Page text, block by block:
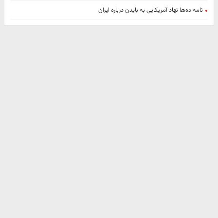
نامه ده‌ها نهاد آمریکایی به بایدن درباره ایران